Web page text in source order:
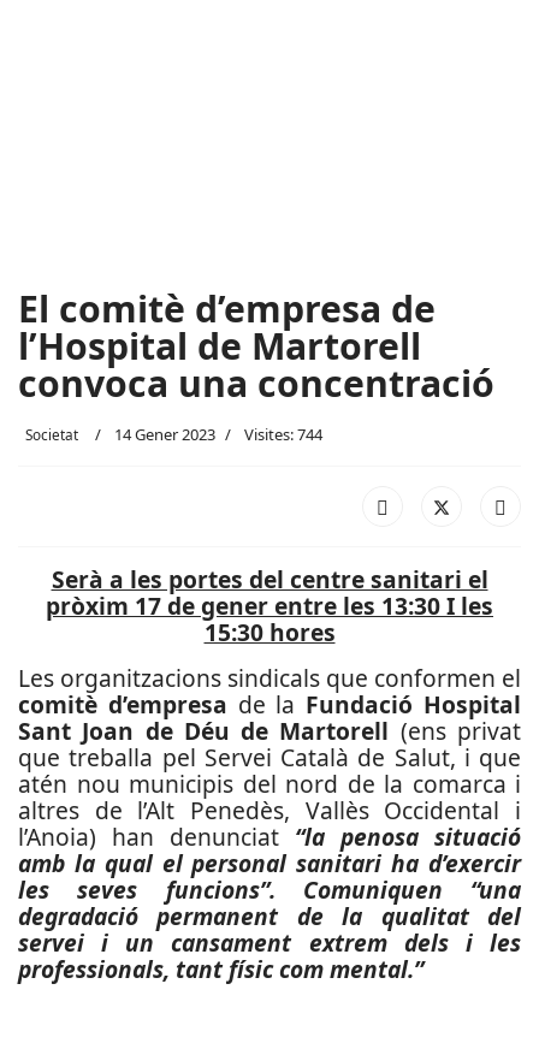
El comitè d’empresa de
l’Hospital de Martorell
convoca una concentració
Societat 14 Gener 2023 Visites: 744
Serà a les portes del centre sanitari el
pròxim 17 de gener entre les 13:30 I les
15:30 hores
Les organitzacions sindicals que conformen el
comitè d’empresa de la Fundació Hospital
Sant Joan de Déu de Martorell (ens privat
que treballa pel Servei Català de Salut, i que
atén nou municipis del nord de la comarca i
altres de l’Alt Penedès, Vallès Occidental i
l’Anoia) han denunciat “la penosa situació
amb la qual el personal sanitari ha d’exercir
les seves funcions”. Comuniquen “una
degradació permanent de la qualitat del
servei i un cansament extrem dels i les
professionals, tant físic com mental.”